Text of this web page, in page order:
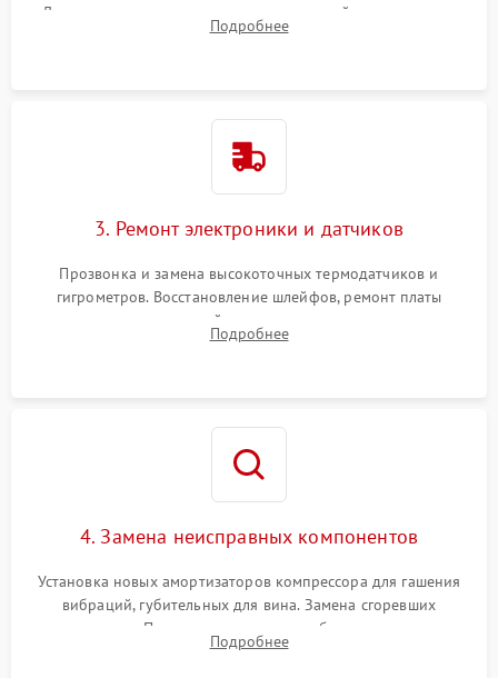
Диагностика термоэлектрических модулей, радиаторов и
кулеров на предмет перегрева или выхода из строя.
Подробнее
3. Ремонт электроники и датчиков
Прозвонка и замена высокоточных термодатчиков и
гигрометров. Восстановление шлейфов, ремонт платы
управления, отвечающей за поддержание микроклимата.
Проверка систем защиты от УФ-излучения и подсветки.
Подробнее
4. Замена неисправных компонентов
Установка новых амортизаторов компрессора для гашения
вибраций, губительных для вина. Замена сгоревших
элементов Пельтье, вентиляторов обдува, угольных
фильтров или поврежденных уплотнителей дверцы.
Подробнее